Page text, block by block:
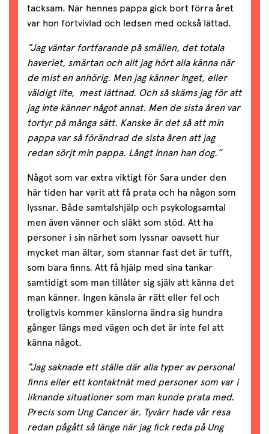
tacksam. När hennes pappa gick bort förra året
var hon förtvivlad och ledsen med också lättad.
“Jag väntar fortfarande på smällen, det totala
haveriet, smärtan och allt jag hört alla känna när
de mist en anhörig. Men jag känner inget, eller
väldigt lite, mest lättnad. Och så skäms jag för att
jag inte känner något annat. Men de sista åren var
tortyr på många sätt. Kanske är det så att min
pappa var så förändrad de sista åren att jag
redan sörjt min pappa. Långt innan han dog.”
Något som var extra viktigt för Sara under den
här tiden har varit att få prata och ha någon som
lyssnar. Både samtalshjälp och psykologsamtal
men även vänner och släkt som stöd. Att ha
personer i sin närhet som lyssnar oavsett hur
mycket man ältar, som stannar fast det är tufft,
som bara finns. Att få hjälp med sina tankar
samtidigt som man tillåter sig själv att känna det
man känner. Ingen känsla är rätt eller fel och
troligtvis kommer känslorna ändra sig hundra
gånger längs med vägen och det är inte fel att
känna något.
“Jag saknade ett ställe där alla typer av personal
finns eller ett kontaktnät med personer som var i
liknande situationer som man kunde prata med.
Precis som Ung Cancer är. Tyvärr hade vår resa
redan pågått så länge när jag fick reda på Ung